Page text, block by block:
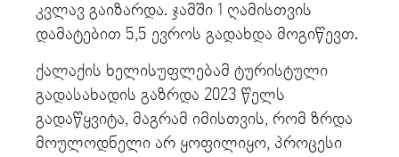
კვლავ გაიზარდა. ჯამში 1 ღამისთვის
დამატებით 5,5 ევროს გადახდა მოგიწევთ.
ქალაქის ხელისუფლებამ ტურისტული
გადასახადის გაზრდა 2023 წელს
გადაწყვიტა, მაგრამ იმისთვის, რომ ზრდა
მოულოდნელი არ ყოფილიყო, პროცესი